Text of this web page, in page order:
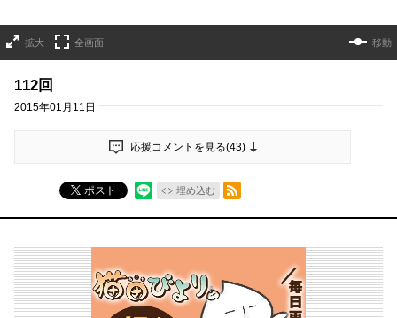
拡大 全画面 移動
112回
2015年01月11日
応援コメントを見る(43)
ポスト 埋め込む
RSSフィード